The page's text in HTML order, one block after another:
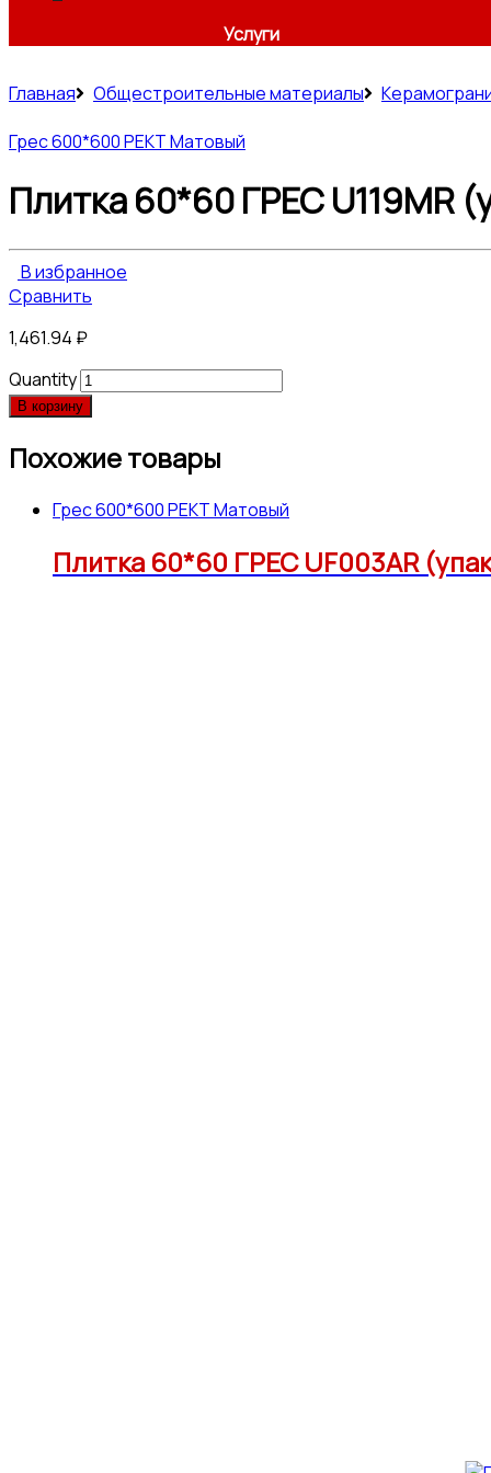
Услуги
Главная Общестроительные материалы
Грес 600*600 РЕКТ Матовый
Плитка 60*60 ГРЕС U119MR
В избранное
Сравнить
1,461.94 ₽
Quantity
В корзину
Похожие товары
Грес 600*600 РЕКТ Матовый
Плитка 60*60 ГРЕС UF003AR